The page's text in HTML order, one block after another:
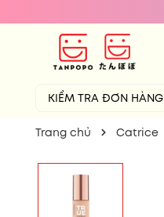
KIỂM TRA ĐƠN HÀNG
Trang chủ Catrice